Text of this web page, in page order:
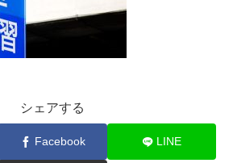
シェアする
Facebook LINE